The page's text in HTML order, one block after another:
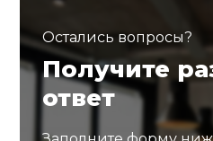
Остались вопросы?
Получите
ответ